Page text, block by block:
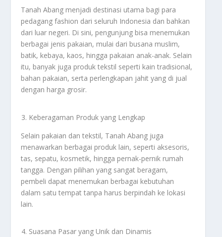
Tanah Abang menjadi destinasi utama bagi para
pedagang fashion dari seluruh Indonesia dan bahkan
dari luar negeri. Di sini, pengunjung bisa menemukan
berbagai jenis pakaian, mulai dari busana muslim,
batik, kebaya, kaos, hingga pakaian anak-anak. Selain
itu, banyak juga produk tekstil seperti kain tradisional,
bahan pakaian, serta perlengkapan jahit yang di jual
dengan harga grosir.
Keberagaman Produk yang Lengkap
Selain pakaian dan tekstil, Tanah Abang juga
menawarkan berbagai produk lain, seperti aksesoris,
tas, sepatu, kosmetik, hingga pernak-pernik rumah
tangga. Dengan pilihan yang sangat beragam,
pembeli dapat menemukan berbagai kebutuhan
dalam satu tempat tanpa harus berpindah ke lokasi
lain.
Suasana Pasar yang Unik dan Dinamis